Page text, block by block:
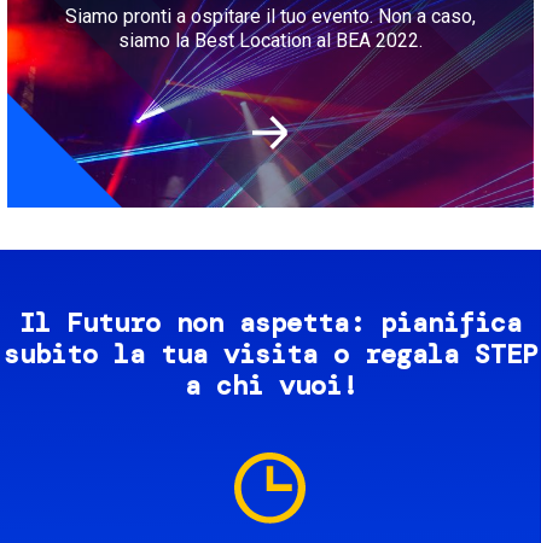
Siamo pronti a ospitare il tuo evento. Non a caso,
siamo la Best Location al BEA 2022.
Il Futuro non aspetta: pianifica
subito la tua visita o regala STEP
a chi vuoi!